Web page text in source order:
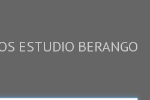
ESTUDIO BERANGO